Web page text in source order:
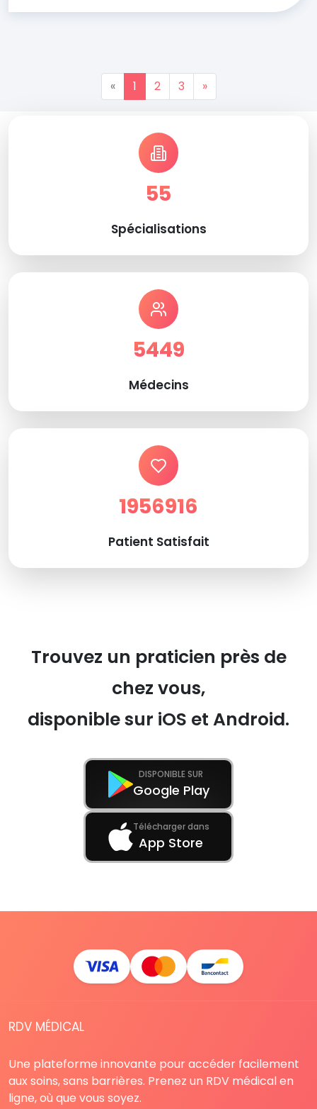
« 1 2 3 »
55
Spécialisations
5449
Médecins
1956916
Patient Satisfait
Trouvez un praticien près de
chez vous,
disponible sur iOS et Android.
DISPONIBLE SUR
Google Play
Télécharger dans
App Store
RDV MÉDICAL
Une plateforme innovante pour accéder facilement
aux soins, sans barrières. Prenez un RDV médical en
ligne, où que vous soyez.